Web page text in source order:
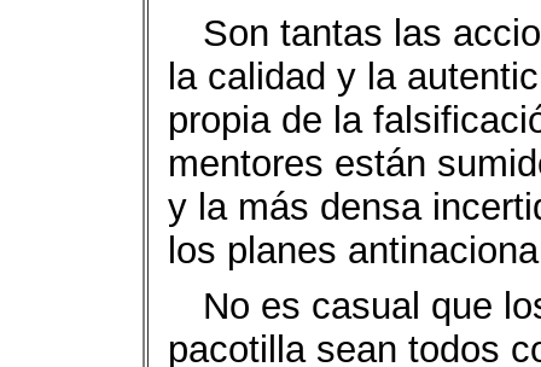
Son tantas las
la calidad y la
propia de la
mentores están
y la más densa
los planes
No es casual que
pacotilla sean todos